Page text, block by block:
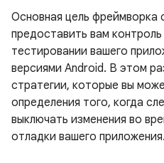
Основная цель
предоставить вам контроль
тестировании вашего
версиями Android. В этом
стратегии, которые вы
определения того, когда
выключать изменения во
отладки вашего приложения.